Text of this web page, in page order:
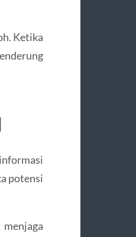
Ketika
potensi